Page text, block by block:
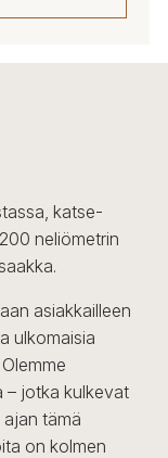
katse-
neliömetrin
asiakkailleen
ulkomaisia
– jotka kulkevat
tämä
on kolmen